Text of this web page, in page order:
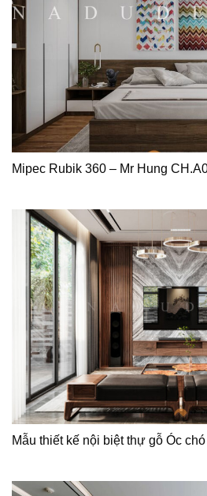
Mipec Rubik 360 – Mr Hung
Mẫu thiết kế nội biệt thự gỗ Óc